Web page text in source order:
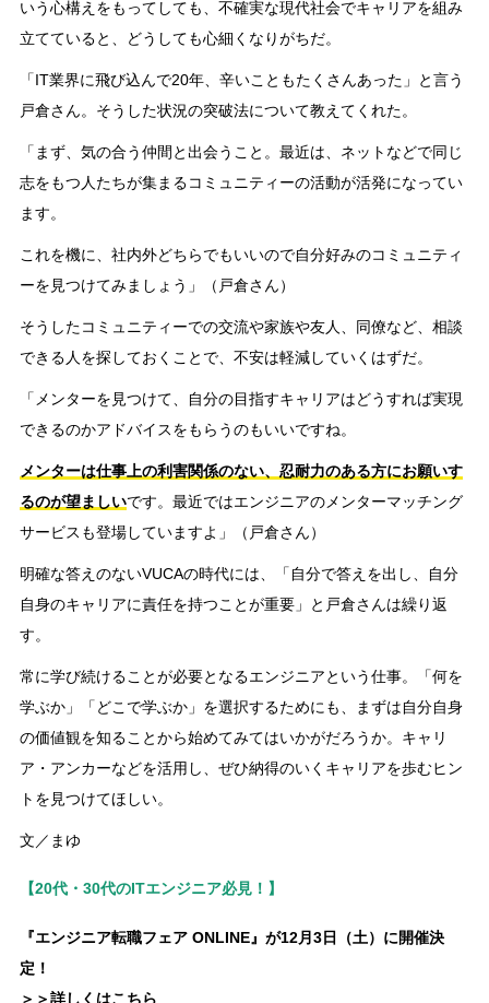
いう心構えをもってしても、不確実な現代社会でキャリアを組み
立てていると、どうしても心細くなりがちだ。
「IT業界に飛び込んで20年、辛いこともたくさんあった」と言う
戸倉さん。そうした状況の突破法について教えてくれた。
「まず、気の合う仲間と出会うこと。最近は、ネットなどで同じ
志をもつ人たちが集まるコミュニティーの活動が活発になってい
ます。
これを機に、社内外どちらでもいいので自分好みのコミュニティ
ーを見つけてみましょう」（戸倉さん）
そうしたコミュニティーでの交流や家族や友人、同僚など、相談
できる人を探しておくことで、不安は軽減していくはずだ。
「メンターを見つけて、自分の目指すキャリアはどうすれば実現
できるのかアドバイスをもらうのもいいですね。
メンターは仕事上の利害関係のない、忍耐力のある方にお願いす
るのが望ましいです。最近ではエンジニアのメンターマッチング
サービスも登場していますよ」（戸倉さん）
明確な答えのないVUCAの時代には、「自分で答えを出し、自分
自身のキャリアに責任を持つことが重要」と戸倉さんは繰り返
す。
常に学び続けることが必要となるエンジニアという仕事。「何を
学ぶか」「どこで学ぶか」を選択するためにも、まずは自分自身
の価値観を知ることから始めてみてはいかがだろうか。キャリ
ア・アンカーなどを活用し、ぜひ納得のいくキャリアを歩むヒン
トを見つけてほしい。
文／まゆ
【20代・30代のITエンジニア必見！】
『エンジニア転職フェア ONLINE』が12月3日（土）に開催決
定！
＞＞詳しくはこちら